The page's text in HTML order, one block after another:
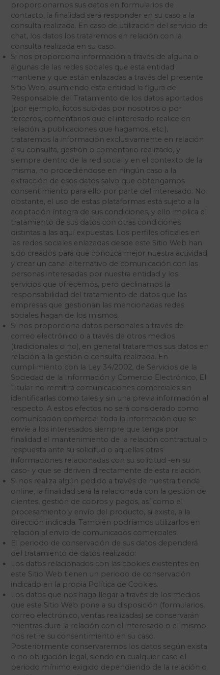
proporcionarnos sus datos en formularios de
contacto, la finalidad será responder en su caso a la
consulta realizada. En caso de utilización del servicio de
chat, los datos los trataremos en relación con la
consulta realizada en su caso.
Si nos proporciona información a través de alguna o
algunas de las redes sociales que esta entidad
mantiene y que están enlazadas a través del presente
Sitio Web, asumiendo esta entidad la figura de
Responsable del Tratamiento de los datos aportados
(por ejemplo, fotos subidas por nosotros o por
terceros, comentarios que el interesado realice en
relación a publicaciones que hagamos, etc.),
trataremos la información exclusivamente en relación
a su consulta, gestión o comentario realizado, y
siempre dentro de la red social y en el contexto de la
misma, no procediéndose en ningún caso a la
extracción de esos datos salvo que obtengamos
consentimiento para ello por parte del interesado. No
obstante, el uso de estas plataformas está sujeto a la
aceptación íntegra de sus condiciones, y ello implica el
tratamiento de sus datos con otras condiciones
distintas a las aquí expuestas. Los perfiles oficiales en
las redes sociales enlazadas desde este Sitio Web han
sido creados para que conozca mejor nuestra actividad
y crear un canal alternativo de comunicación con las
personas interesadas por nuestra entidad y los
servicios que ofrecemos, pero declinamos la
responsabilidad del tratamiento de datos que las
empresas que gestionan las mencionadas redes
sociales hagan de los mismos.
Si nos proporciona datos personales a través de
correo electrónico o a través de otros medios
(tradicionales o no), en general trataremos sus datos en
relación a la gestión o consulta realizada. En
cumplimiento con la Ley 34/2002, de Servicios de la
Sociedad de la Información y Comercio Electrónico, El
Titular no remitirá comunicaciones comerciales sin
identificarlas como tales y sin una previa información al
respecto. A estos efectos no será considerado como
comunicación comercial toda la información que se
envíe a los interesados siempre que tenga por
finalidad el mantenimiento de la relación contractual o
respuesta ante su solicitud o aquellas otras
informaciones relacionadas con su solicitud -en su
caso- y que se deriven directamente de esta relación.
Si nos realiza algún pedido a través de nuestra tienda
online, la finalidad será la relacionada con la gestión de
clientes, gestión de cobros y pagos, así como el
procesamiento y envío del producto, si existe, a la
dirección indicada. También podríamos utilizarlos en
relación al envío de comunicados comerciales.
El periodo de conservación de sus datos dependerá
del tratamiento de datos realizado:
Los datos relacionados con las cookies existentes en
este Sitio Web tienen un periodo de conservación
indicado en la propia Política de Cookies.
Los datos que nos haga llegar a través de los medios
que este Sitio Web pone a su disposición (formularios,
correo electrónico, ventas realizadas) se conservarán
mientras dure la relación con el interesado o el mismo
nos retire su consentimiento en su caso.
Posteriormente conservaremos los datos según exista
o no obligación legal, siendo en cualquier caso el
periodo mínimo exigido dependiendo de la relación o